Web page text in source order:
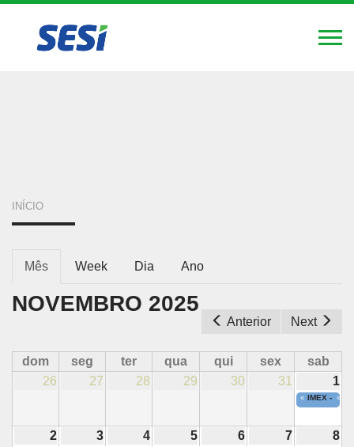
principal
VOCÊ
AQUI
INÍCIO
ABAS
PRIMÁRIAS
Mês Week Dia Ano
Anterior Next
NOVEMBRO 2025
dom seg ter qua qui sex
sab
26
27 28 29 30 31 1
« IMEX - »
2 3 4 5 6 7 8